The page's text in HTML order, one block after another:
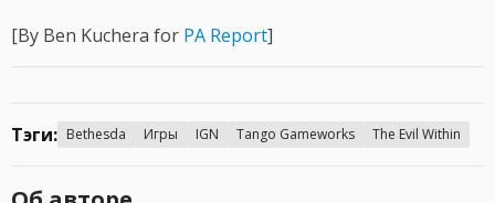
[By Ben Kuchera for PA Report]
Тэги: Bethesda Игры IGN Tango Gameworks The Evil Within